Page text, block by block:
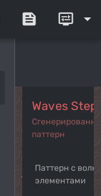
feed display_settings arrow_drop_down
navigate_before
Waves
паттерн
Паттерн с
элементами